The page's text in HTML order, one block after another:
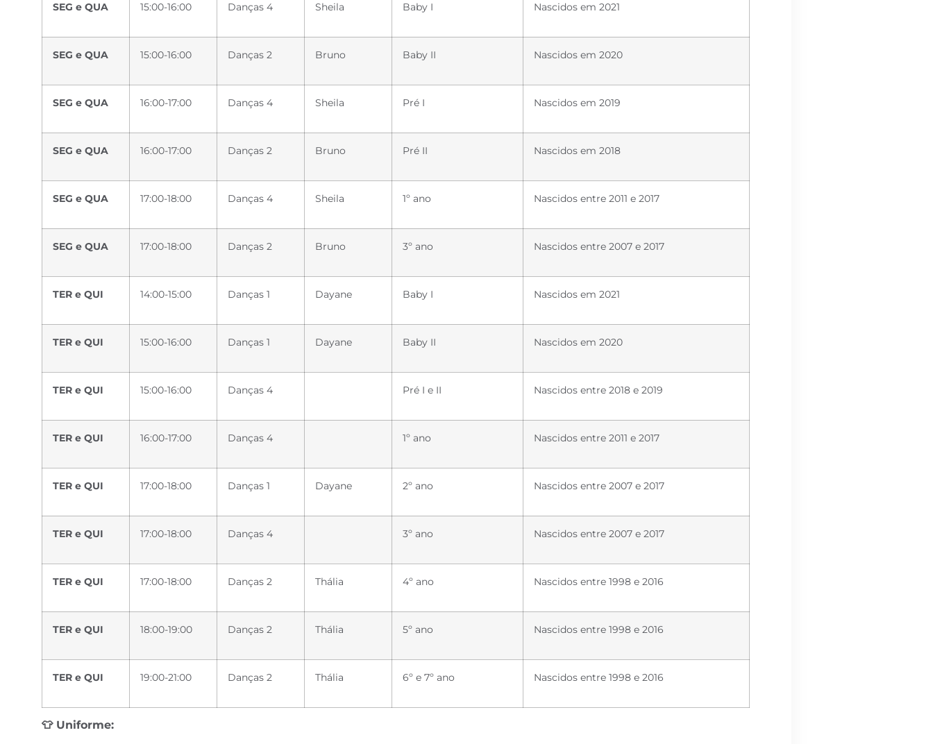
SEG e QUA 15:00-16:00 Danças 4 Sheila Baby I Nascidos em 2021
SEG e QUA 15:00-16:00 Danças 2 Bruno Baby II Nascidos em 2020
SEG e QUA 16:00-17:00 Danças 4 Sheila Pré I Nascidos em 2019
SEG e QUA 16:00-17:00 Danças 2 Bruno Pré II Nascidos em 2018
SEG e QUA 17:00-18:00 Danças 4 Sheila 1º ano Nascidos entre 2011 e 2017
SEG e QUA 17:00-18:00 Danças 2 Bruno 3º ano Nascidos entre 2007 e 2017
TER e QUI 14:00-15:00 Danças 1 Dayane Baby I Nascidos em 2021
TER e QUI 15:00-16:00 Danças 1 Dayane Baby II Nascidos em 2020
TER e QUI 15:00-16:00 Danças 4 Pré I e II Nascidos entre 2018 e 2019
TER e QUI 16:00-17:00 Danças 4 1º ano Nascidos entre 2011 e 2017
TER e QUI 17:00-18:00 Danças 1 Dayane 2º ano Nascidos entre 2007 e 2017
TER e QUI 17:00-18:00 Danças 4 3º ano Nascidos entre 2007 e 2017
TER e QUI 17:00-18:00 Danças 2 Thália 4º ano Nascidos entre 1998 e 2016
TER e QUI 18:00-19:00 Danças 2 Thália 5º ano Nascidos entre 1998 e 2016
TER e QUI 19:00-21:00 Danças 2 Thália 6º e 7º ano Nascidos entre 1998 e 2016
👕Uniforme: